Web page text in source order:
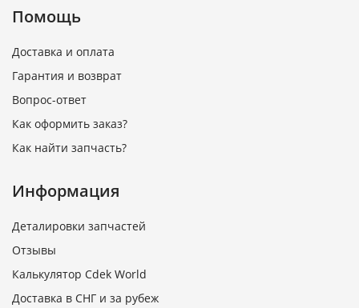
Помощь
Доставка и оплата
Гарантия и возврат
Вопрос-ответ
Как оформить заказ?
Как найти запчасть?
Информация
Деталировки запчастей
Отзывы
Калькулятор Cdek World
Доставка в СНГ и за рубеж